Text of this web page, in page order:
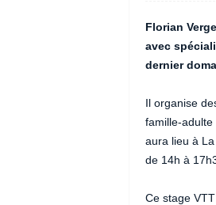
Florian
avec
dernier
Il organise
famille-adulte
aura lieu à
de 14h à
Ce stage